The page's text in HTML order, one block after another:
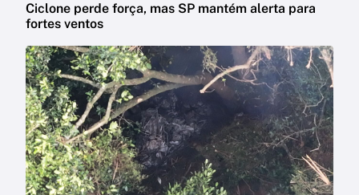
Ciclone perde força, mas SP mantém alerta para
fortes ventos